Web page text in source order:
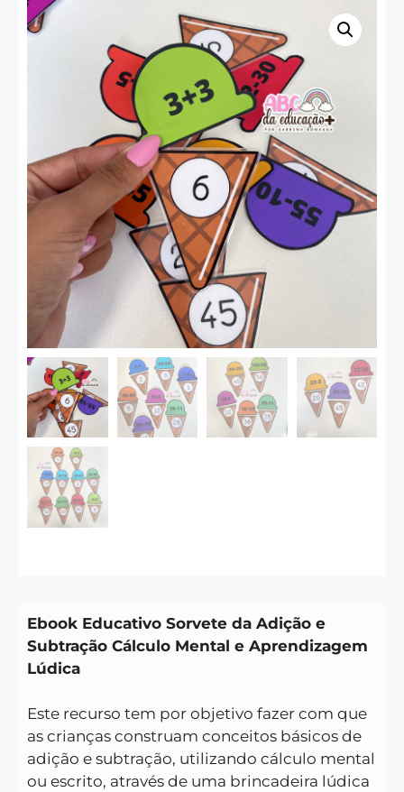
Ebook Educativo Sorvete da Adição e
Subtração Cálculo Mental e Aprendizagem
Lúdica
Este recurso tem por objetivo fazer com que
as crianças construam conceitos básicos de
adição e subtração, utilizando cálculo mental
ou escrito, através de uma brincadeira lúdica